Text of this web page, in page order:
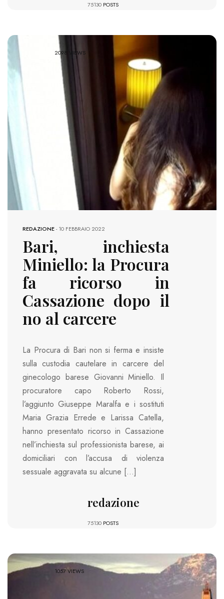
75130 POSTS
2098 VIEWS
REDAZIONE-10 FEBBRAIO 2022
Bari, inchiesta
Miniello: la Procura
fa ricorso in
Cassazione dopo il
no al carcere
La Procura di Bari non si ferma e insiste
sulla custodia cautelare in carcere del
ginecologo barese Giovanni Miniello. Il
procuratore capo Roberto Rossi,
l’aggiunto Giuseppe Maralfa e i sostituti
Maria Grazia Errede e Larissa Catella,
hanno presentato ricorso in Cassazione
nell’inchiesta sul professionista barese, ai
domiciliari con l’accusa di violenza
sessuale aggravata su alcune […]
redazione
75130 POSTS
1057 VIEWS